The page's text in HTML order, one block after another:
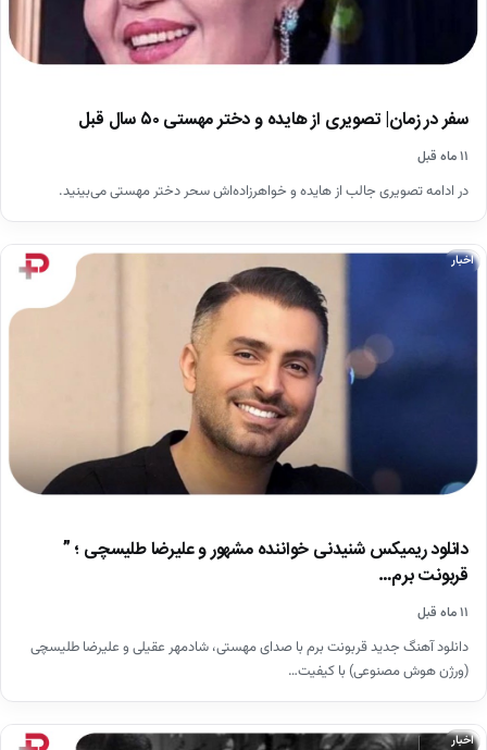
سفر در زمان| تصویری از هایده و دختر مهستی ۵۰ سال قبل
۱۱ ماه قبل
در ادامه تصویری جالب از هایده و خواهرزاده‌اش سحر دختر مهستی می‌بینید.
اخبار
دانلود ریمیکس شنیدنی خواننده مشهور و علیرضا طلیسچی ؛ ”
قربونت برم…
۱۱ ماه قبل
دانلود آهنگ جدید قربونت برم با صدای مهستی، شادمهر عقیلی و علیرضا طلیسچی
(ورژن هوش مصنوعی) با کیفیت…
اخبار